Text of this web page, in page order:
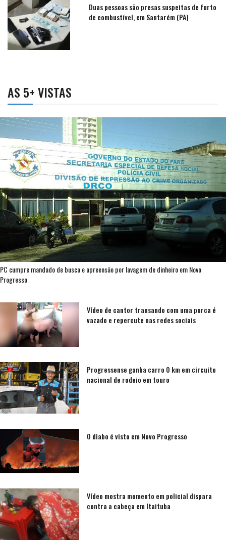
Duas pessoas são presas suspeitas de furto
de combustível, em Santarém (PA)
AS 5+ VISTAS
PC cumpre mandado de busca e apreensão por lavagem de dinheiro em Novo
Progresso
Vídeo de cantor transando com uma porca é
vazado e repercute nas redes sociais
Progressense ganha carro 0 km em circuito
nacional de rodeio em touro
O diabo é visto em Novo Progresso
Vídeo mostra momento em policial dispara
contra a cabeça em Itaituba